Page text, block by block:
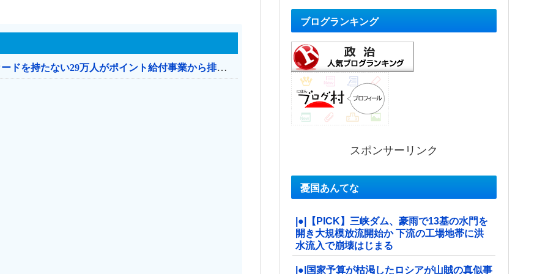
共産党「これは酷い…京都市でマイナンバーカードを持たない29万人がポイント給付事業から排除された」
ブログランキング
スポンサーリンク
憂国あんてな
|●|【PICK】三峡ダム、豪雨で13基の水門を
開き大規模放流開始か 下流の工場地帯に洪
水流入で崩壊はじまる
|●|国家予算が枯渇したロシアが山賊の真似事